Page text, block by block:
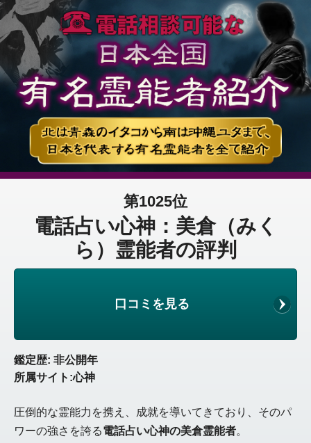
第1025位
電話占い心神：美倉（みく
ら）霊能者の評判
口コミを見る
鑑定歴: 非公開年
所属サイト:心神
圧倒的な霊能力を携え、成就を導いてきており、そのパ
ワーの強さを誇る電話占い心神の美倉霊能者。